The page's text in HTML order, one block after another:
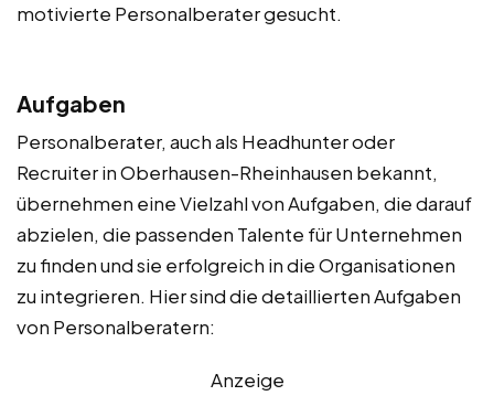
motivierte Personalberater gesucht.
Aufgaben
Personalberater, auch als Headhunter oder
Recruiter in Oberhausen-Rheinhausen bekannt,
übernehmen eine Vielzahl von Aufgaben, die darauf
abzielen, die passenden Talente für Unternehmen
zu finden und sie erfolgreich in die Organisationen
zu integrieren. Hier sind die detaillierten Aufgaben
von Personalberatern:
Anzeige